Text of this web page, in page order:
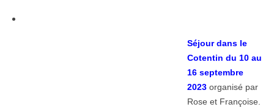
Séjour dans le
Cotentin du 10 au
16 septembre
2023 organisé par
Rose et Françoise.